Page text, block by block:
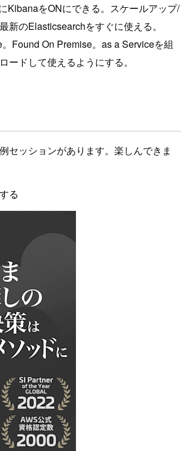
KibanaをONにできる。スケールアップ/
新のElasticsearchをすぐに使える。
Found On Premise。as a Serviceを組
ードして使えるようにする。
セッションがあります。楽しんできま
る